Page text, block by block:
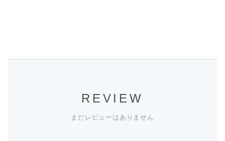
REVIEW
まだレビューはありません